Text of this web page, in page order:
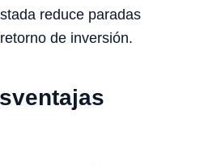
reduce paradas
de inversión.